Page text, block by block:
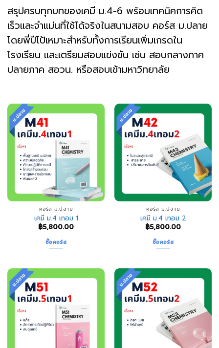
สรุปครบทุกบทของเคมี ม.4-6 พร้อมเทคนิคการคิด
เร็วและจำแม่นที่ใช้ได้จริงในสนามสอบ คอร์ส ม.ปลาย
โดยพี่ปีโป้เหมาะสำหรับทั้งการเรียนเพิ่มเกรดใน
โรงเรียน และเตรียมสอบแข่งขัน เช่น สอบกลางภาค
ปลายภาค สอวน. หรือสอบเข้ามหาวิทยาลัย
คอร์ส ม.ปลาย
เคมี ม.4 เทอม 1
฿5,800.00
ซื้อคอร์ส
คอร์ส ม.ปลาย
เคมี ม.4 เทอม 2
฿5,800.00
ซื้อคอร์ส